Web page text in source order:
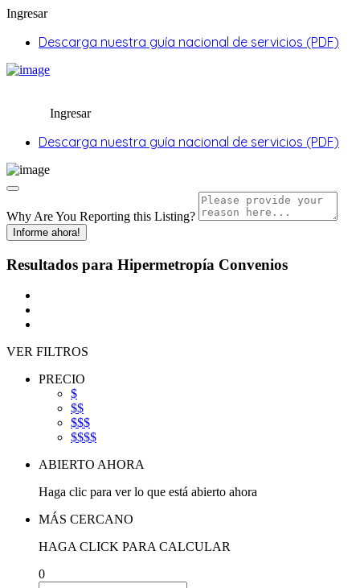
Ingresar
Descarga nuestra guía nacional de servicios (PDF)
Ingresar
Descarga nuestra guía nacional de servicios (PDF)
Why Are You Reporting this Listing?
Informe ahora!
Resultados para Hipermetropía Convenios
VER FILTROS
PRECIO
$
$$
$$$
$$$$
ABIERTO AHORA
Haga clic para ver lo que está abierto ahora
MÁS CERCANO
HAGA CLICK PARA CALCULAR
0